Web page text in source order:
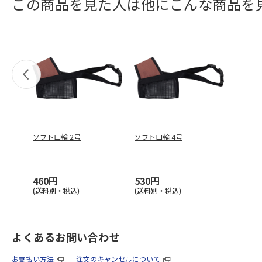
ソフト口輪 2号
460円
(送料別・税込)
ソフト口輪 4号
530円
(送料別・税込)
よくあるお問い合わせ
お支払い方法 注文のキャンセルについて